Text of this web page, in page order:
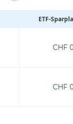
CHF
CHF